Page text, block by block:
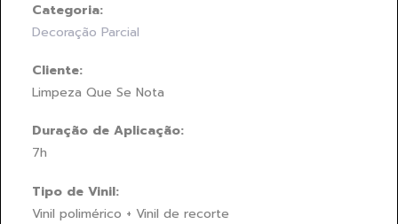
Categoria:
Decoração Parcial
Cliente:
Limpeza Que Se Nota
Duração de Aplicação:
7h
Tipo de Vinil:
Vinil polimérico + Vinil de recorte